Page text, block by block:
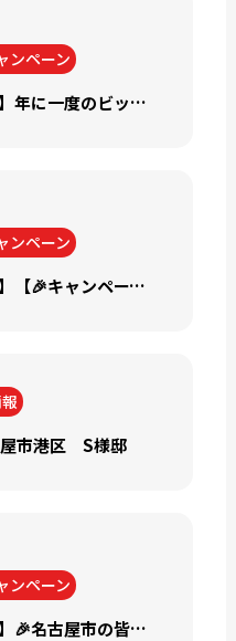
ンペーン
🏠【キャンペーン情報✨】年に一度のビッグイベント！春の超塗装祭を開催します！【2026年3月限定】
ンペーン
🏠【キャンペーン情報✨】【🎉キャンペーン情報🎉】\\ 2月のお得な情報を紹介!! //
屋市港区 S様邸
ンペーン
🏠【キャンペーン情報✨】🎉名古屋市の皆さま必見！屋根・外壁塗装【大相談会】開催🎉